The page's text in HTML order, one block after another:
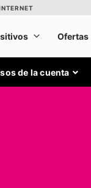
de la cuenta